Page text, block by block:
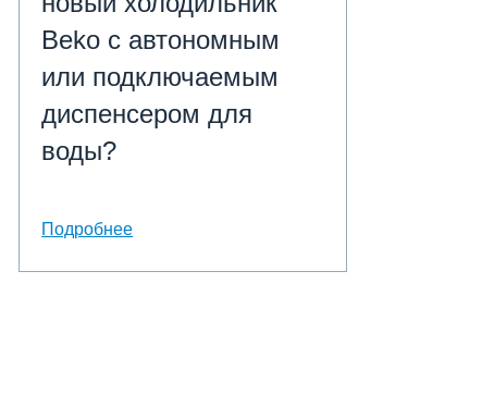
Beko с автономным
или подключаемым
диспенсером для
воды?
Подробнее